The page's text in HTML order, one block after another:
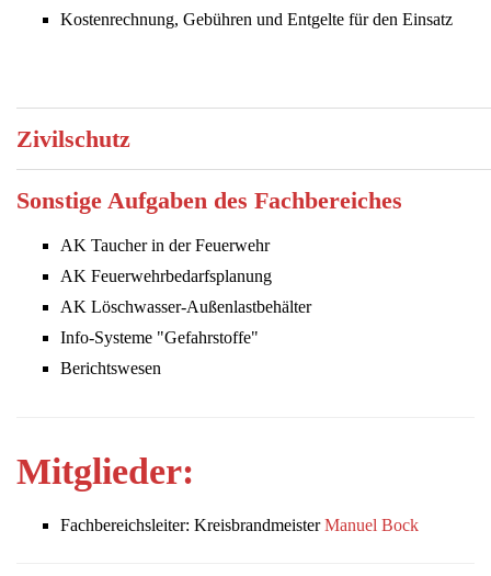
Kostenrechnung, Gebühren und Entgelte für den Einsatz
Zivilschutz
Sonstige Aufgaben des Fachbereiches
AK Taucher in der Feuerwehr
AK Feuerwehrbedarfsplanung
AK Löschwasser-Außenlastbehälter
Info-Systeme "Gefahrstoffe"
Berichtswesen
Mitglieder:
Fachbereichsleiter: KreisbrandmeisterManuel Bock